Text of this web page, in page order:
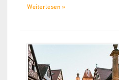
Weiterlesen »